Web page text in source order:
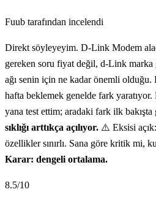
Fuub tarafından incelendi
Direkt söyleyeyim. D-Link Modem
gereken soru fiyat değil, d-Link
ağı senin için ne kadar önemli olduğu.
hafta beklemek genelde fark
yana test ettim; aradaki fark ilk
sıklığı arttıkça açılıyor. ⚠️ Eksisi
özellikler sınırlı. Sana göre kritik mi,
Karar: dengeli ortalama.
8.5/10